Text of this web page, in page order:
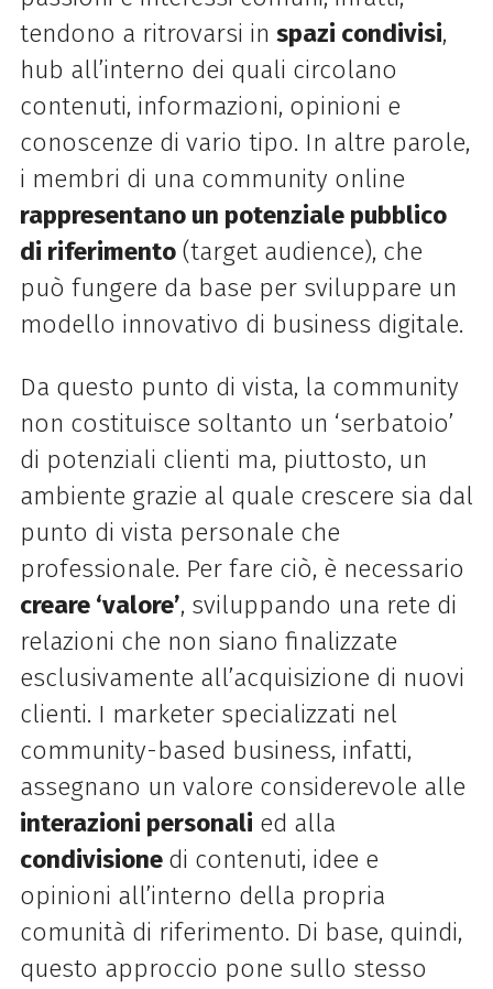
tendono a ritrovarsi in spazi condivisi,
hub all’interno dei quali circolano
contenuti, informazioni, opinioni e
conoscenze di vario tipo. In altre parole,
i membri di una community online
rappresentano un potenziale pubblico
di riferimento(target audience), che
può fungere da base per sviluppare un
modello innovativo di business digitale.
Da questo punto di vista, la community
non costituisce soltanto un ‘serbatoio’
di potenziali clienti ma, piuttosto, un
ambiente grazie al quale crescere sia dal
punto di vista personale che
professionale. Per fare ciò, è necessario
creare ‘valore’, sviluppando una rete di
relazioni che non siano finalizzate
esclusivamente all’acquisizione di nuovi
clienti. I marketer specializzati nel
community-based business, infatti,
assegnano un valore considerevole alle
interazioni personali ed alla
condivisione di contenuti, idee e
opinioni all’interno della propria
comunità di riferimento. Di base, quindi,
questo approccio pone sullo stesso